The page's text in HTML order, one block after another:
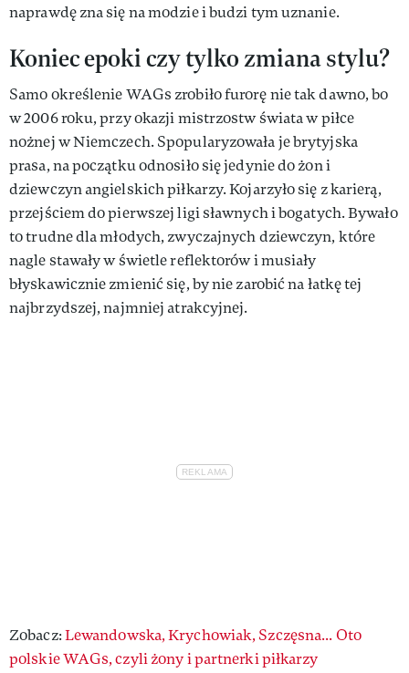
naprawdę zna się na modzie i budzi tym uznanie.
Koniec epoki czy tylko zmiana stylu?
Samo określenie WAGs zrobiło furorę nie tak dawno, bo
w 2006 roku, przy okazji mistrzostw świata w piłce
nożnej w Niemczech. Spopularyzowała je brytyjska
prasa, na początku odnosiło się jedynie do żon i
dziewczyn angielskich piłkarzy. Kojarzyło się z karierą,
przejściem do pierwszej ligi sławnych i bogatych. Bywało
to trudne dla młodych, zwyczajnych dziewczyn, które
nagle stawały w świetle reflektorów i musiały
błyskawicznie zmienić się, by nie zarobić na łatkę tej
najbrzydszej, najmniej atrakcyjnej.
Zobacz:Lewandowska, Krychowiak, Szczęsna... Oto
polskie WAGs, czyli żony i partnerki piłkarzy